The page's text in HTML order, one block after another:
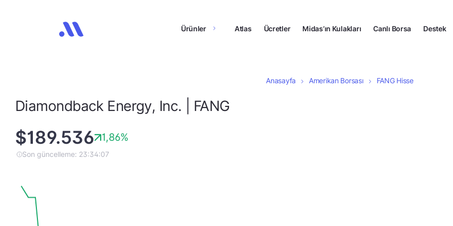
Ürünler Atlas Ücretler Midas’ın Kulakları Canlı Borsa Destek
Anasayfa Amerikan Borsası FANG Hisse
Diamondback Energy, Inc. | FANG
$189.536 1,86%
Son güncelleme: 23:34:07